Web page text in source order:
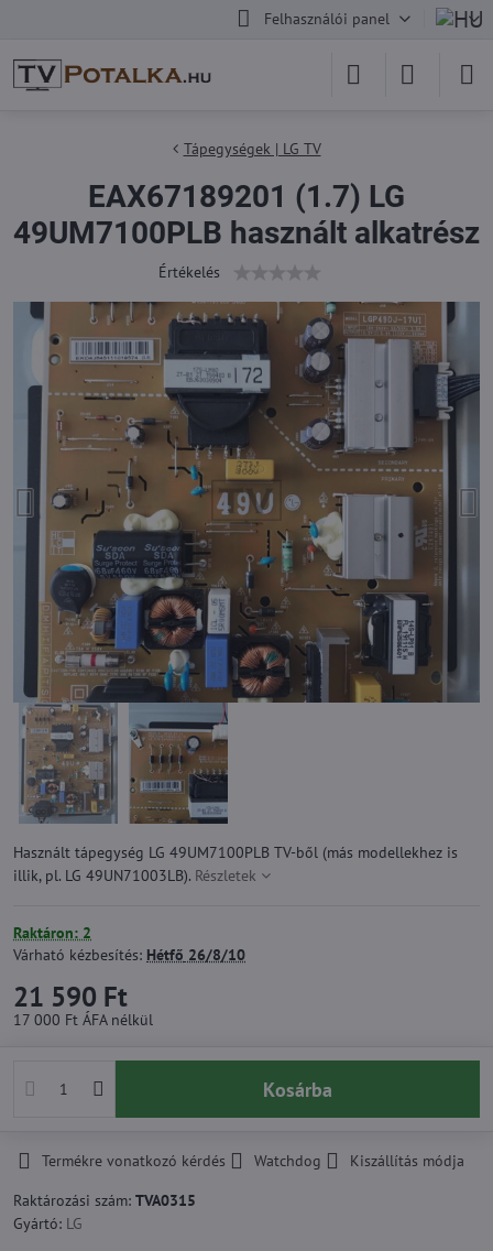
Felhasználói panel
Tápegységek | LG TV
EAX67189201 (1.7) LG
49UM7100PLB használt alkatrész
Értékelés
Használt tápegység LG 49UM7100PLB TV-ből (más modellekhez is
illik, pl. LG 49UN71003LB). Részletek
Raktáron: 2
Várható kézbesítés: Hétfő 26/8/10
21 590 Ft
17 000 Ft ÁFA nélkül
Kosárba
Termékre vonatkozó kérdés Watchdog
Kiszállítás módja
Raktározási szám: TVA0315
Gyártó: LG